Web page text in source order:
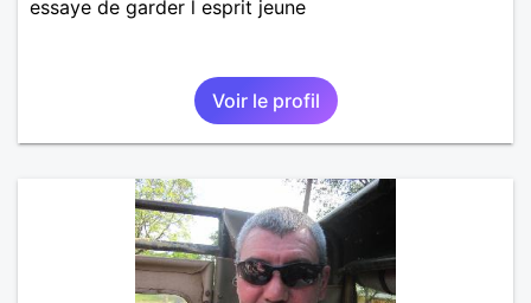
essaye de garder l esprit jeune
Voir le profil